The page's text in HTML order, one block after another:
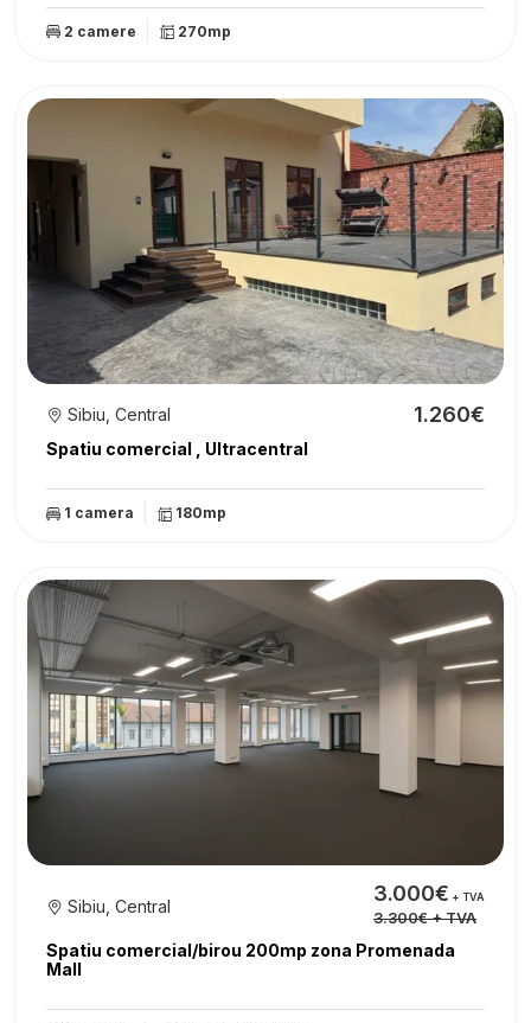
2 camere 270mp
Spatiu comercial , Ultracentral
Sibiu, Central 1.260€
1 camera 180mp
Spatiu comercial/birou 200mp zona Promenada
Mall
Sibiu, Central 3.000€ + TVA
3.300€+ TVA